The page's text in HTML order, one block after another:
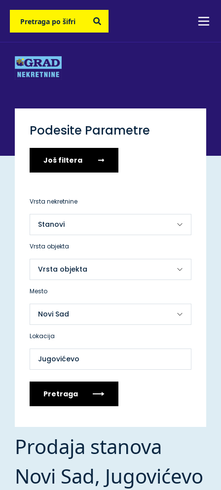
Podesite Parametre
Još filtera
Vrsta nekretnine
Vrsta objekta
Mesto
Lokacija
Jugovićevo
Pretraga
Prodaja stanova
Novi Sad, Jugovićevo